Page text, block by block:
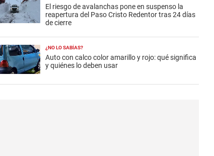
El riesgo de avalanchas pone en suspenso la
reapertura del Paso Cristo Redentor tras 24 días
de cierre
¿NO LO SABÍAS?
Auto con calco color amarillo y rojo: qué significa
y quiénes lo deben usar